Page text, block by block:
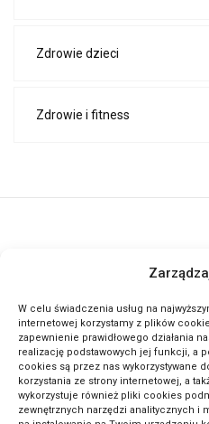
W celu świadczenia usług na
internetowej korzystamy z plików
zapewnienie prawidłowego działania
realizację podstawowych jej funkcji, a
cookies są przez nas wykorzystywane
korzystania ze strony internetowej, a
wykorzystuje również pliki cookies
zewnętrznych narzędzi analitycznych i
Zdrowie dzieci
Zdrowie i fitness
informacji na przeróżne tematy.
METODA ODWRÓCONEJ LEKCJI:
UCZNIÓW!